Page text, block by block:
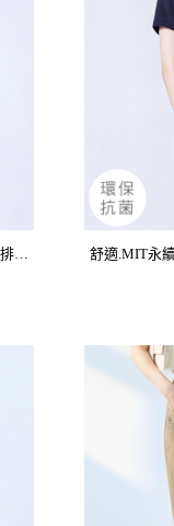
舒適.MIT永續環保材質-抗UV吸排抗菌polo衫